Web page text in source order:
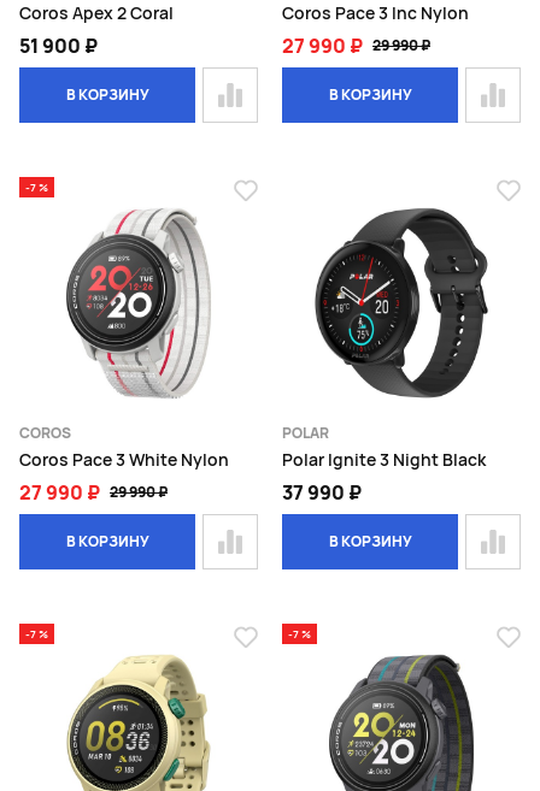
Coros Apex 2 Coral
51 900 ₽
В КОРЗИНУ
Coros Pace 3 Inc Nylon
27 990 ₽ 29 990 ₽
В КОРЗИНУ
-7 %
COROS
Coros Pace 3 White Nylon
27 990 ₽ 29 990 ₽
В КОРЗИНУ
POLAR
Polar Ignite 3 Night Black
37 990 ₽
В КОРЗИНУ
-7 % -7 %